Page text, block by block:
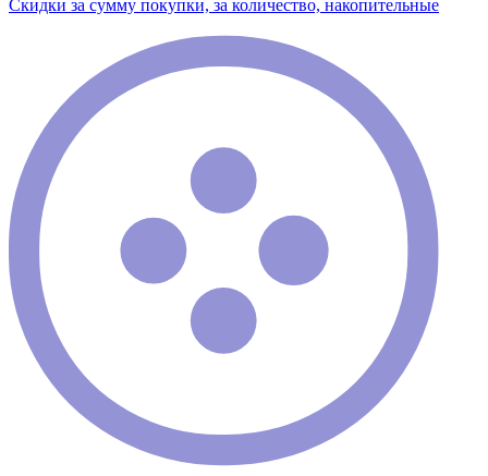
Скидки за сумму покупки, за количество, накопительные